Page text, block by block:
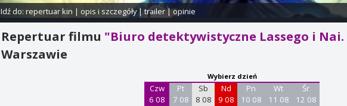
Idź do: repertuar kin | opis i szczegóły|trailer|opinie
Repertuar filmu "Biuro detektywistyczne Lassego i
Warszawie
Wybierz dzień
Czw
6 08
Pt
7 08
Sb
8 08
Nd
9 08
Pn
10 08
Wt
11 08
Śr
12 08